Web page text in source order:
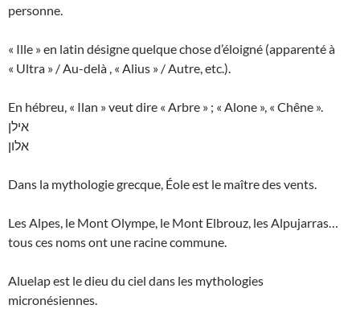
personne.
« Ille » en latin désigne quelque chose d’éloigné (apparenté à
« Ultra » / Au-delà , « Alius » / Autre, etc.).
En hébreu, « Ilan » veut dire « Arbre » ; « Alone », « Chêne ».
אילן
אלון
Dans la mythologie grecque, Éole est le maître des vents.
Les Alpes, le Mont Olympe, le Mont Elbrouz, les Alpujarras…
tous ces noms ont une racine commune.
Aluelap est le dieu du ciel dans les mythologies
micronésiennes.